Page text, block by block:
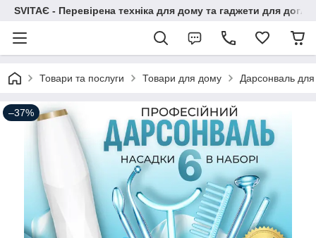
SVITAЄ - Перевірена техніка для дому та гаджети для
Товари та послуги Товари для дому Дарсонваль для
–37%